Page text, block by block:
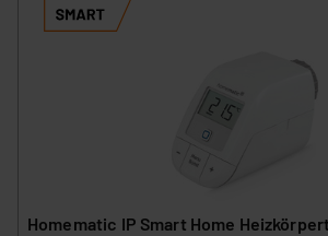
Homematic IP Smart Home